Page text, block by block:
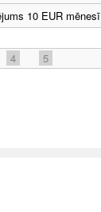
10 EUR mēnesī
4 5